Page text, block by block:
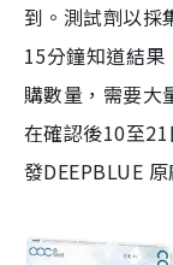
到。測試劑以採
15分鐘知道結
購數量，需要大
在確認後10至
發DEEPBLUE